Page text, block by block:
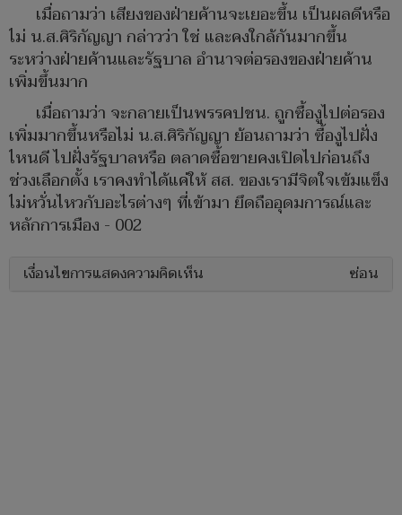
เมื่อถามว่า เสียงของฝ่ายค้านจะเยอะขึ้น เป็นผลดีหรือ
ไม่ น.ส.ศิริกัญญา กล่าวว่า ใช่ และคงใกล้กันมากขึ้น
ระหว่างฝ่ายค้านและรัฐบาล อำนาจต่อรองของฝ่ายค้าน
เพิ่มขึ้นมาก
เมื่อถามว่า จะกลายเป็นพรรคปชน. ถูกซื้องูไปต่อรอง
เพิ่มมากขึ้นหรือไม่ น.ส.ศิริกัญญา ย้อนถามว่า ซื้องูไปฝั่ง
ไหนดี ไปฝั่งรัฐบาลหรือ ตลาดซื้อขายคงเปิดไปก่อนถึง
ช่วงเลือกตั้ง เราคงทำได้แค่ให้ สส. ของเรามีจิตใจเข้มแข็ง
ไม่หวั่นไหวกับอะไรต่างๆ ที่เข้ามา ยึดถืออุดมการณ์และ
หลักการเมือง - 002
เงื่อนไขการแสดงความคิดเห็น ซ่อน